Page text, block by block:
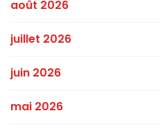
août 2026
juillet 2026
juin 2026
mai 2026